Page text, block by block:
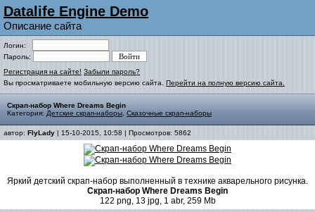
Datalife Engine Demo
Описание сайта
Логин:
Пароль:
Регистрация на сайте! Забыли пароль?
Вы просматриваете мобильную версию сайта. Перейти на полную версию сайта.
Скрап-набор Where Dreams Begin
Категория: Детские скрап-наборы Сказочные скрап-наборы
автор: FlyLady | 15-10-2015, 10:58 | Просмотров: 5862
Яркий детский скрап-набор выполненный в технике акварельного рисунка.
Скрап-набор Where Dreams Begin
122 png, 13 jpg, 1 abr, 259 Mb